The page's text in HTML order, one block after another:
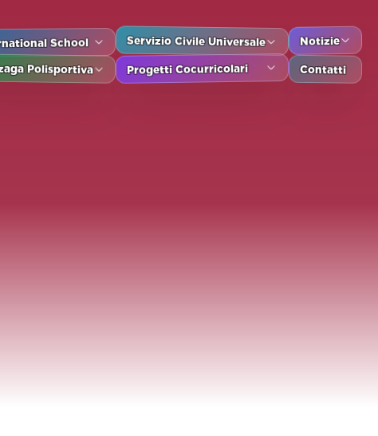
School
Polisportiva
Servizio Civile Universale
Progetti Cocurricolari
Notizie
Contatti